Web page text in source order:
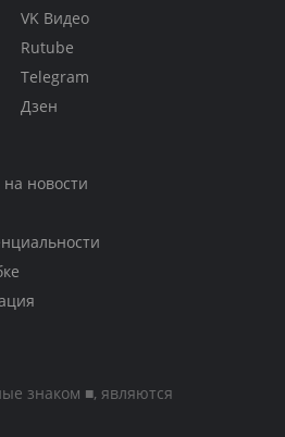
VK Видео
Rutube
Telegram
Дзен
новости
знаком ■, являются